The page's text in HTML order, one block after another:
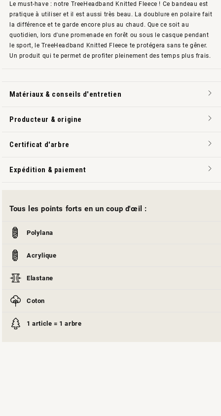
Le must-have : notre TreeHeadband Knitted Fleece ! Ce bandeau est
pratique à utiliser et il est aussi très beau. La doublure en polaire fait
la différence et te garde encore plus au chaud. Que ce soit au
quotidien, lors d'une promenade en forêt ou sous le casque pendant
le sport, le TreeHeadband Knitted Fleece te protégera sans te gêner.
Un produit qui te permet de profiter pleinement des temps plus frais.
Matériaux & conseils d'entretien
Producteur & origine
Certificat d'arbre
Expédition & paiement
Tous les points forts en un coup d'œil :
Polylana
Acrylique
Elastane
Coton
1 article = 1 arbre